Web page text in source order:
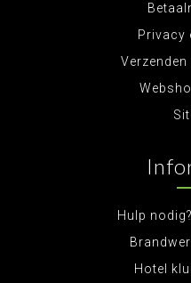
Privacy
Hulp
Hotel